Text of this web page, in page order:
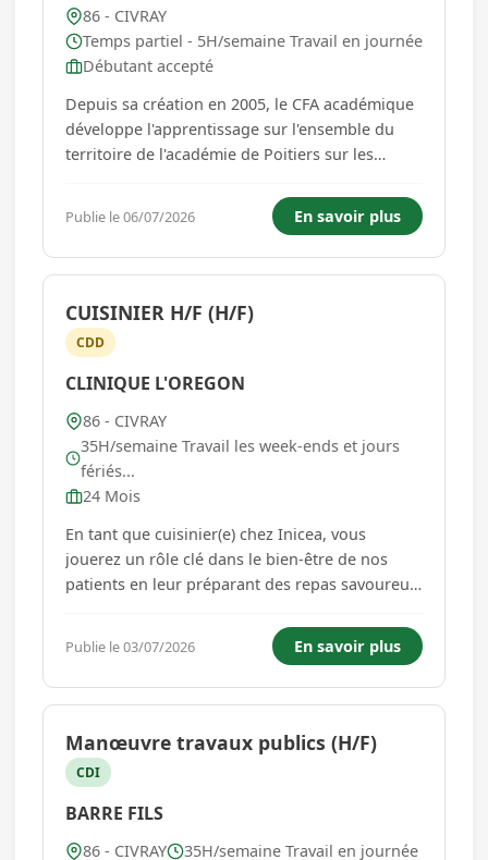
86 - CIVRAY
Temps partiel - 5H/semaine Travail en journée
Débutant accepté
Depuis sa création en 2005, le CFA académique
développe l'apprentissage sur l'ensemble du
territoire de l'académie de Poitiers sur les
Maritime (17), les Deux-Sèvres (79) et la Vienne
(86). Le CFA académique propose des
formations en apprentissage...
Publie le 06/07/2026 En savoir plus
CUISINIER H/F (H/F)
CDD
CLINIQUE L'OREGON
86 - CIVRAY
35H/semaine Travail les week-ends et jours
fériés...
24 Mois
En tant que cuisinier(e) chez Inicea, vous
jouerez un rôle clé dans le bien-être de nos
patients en leur préparant des repas savoureux
préparation et de la finition des repas, en
veillant au respect des différents régimes
alimentaires de nos pat...
Publie le 03/07/2026 En savoir plus
Manœuvre travaux publics (H/F)
CDI
BARRE FILS
86 - CIVRAY 35H/semaine Travail en journée